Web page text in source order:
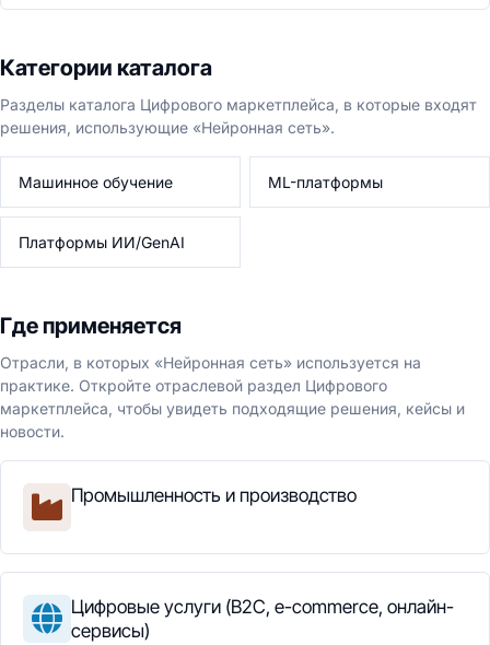
Категории каталога
Разделы каталога Цифрового маркетплейса, в которые входят
решения, использующие «Нейронная сеть».
Машинное обучение ML-платформы
Платформы ИИ/GenAI
Где применяется
Отрасли, в которых «Нейронная сеть» используется на
практике. Откройте отраслевой раздел Цифрового
маркетплейса, чтобы увидеть подходящие решения, кейсы и
новости.
Промышленность и производство
Цифровые услуги (B2C, e-commerce, онлайн-
сервисы)